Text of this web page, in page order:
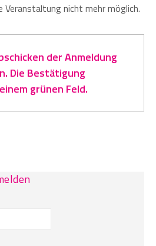
Veranstaltung nicht mehr möglich.
der Anmeldung
Die Bestätigung
grünen Feld.